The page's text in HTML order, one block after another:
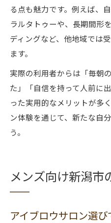
る点も魅力です。例えば、
ラルタトゥーや、長期間形
ディングなど、他地域では
ます。
実際の利用者からは「毎朝
た」「自信を持って人前に
った実用的なメリットが多
ン体験を通じて、新たな自
う。
メンズ向け新潟市
アイブロウサロン選